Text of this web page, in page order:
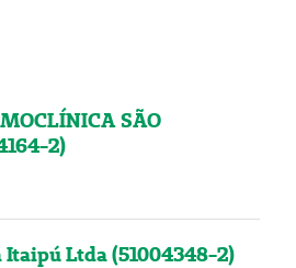
SÃO
2)
Ltda (51004348-2)